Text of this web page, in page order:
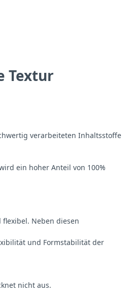
Textur
verarbeiteten Inhaltsstoffe
ein hoher Anteil von 100%
Neben diesen
und Formstabilität der
nicht aus.